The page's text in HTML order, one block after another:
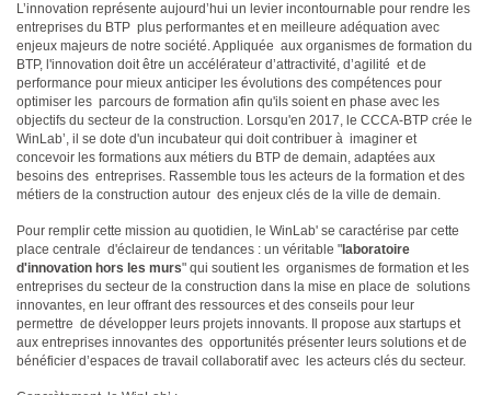
L’innovation représente aujourd’hui un levier incontournable pour rendre les
entreprises du BTP plus performantes et en meilleure adéquation avec
enjeux majeurs de notre société. Appliquée aux organismes de formation du
BTP, l'innovation doit être un accélérateur d’attractivité, d’agilité et de
performance pour mieux anticiper les évolutions des compétences pour
optimiser les parcours de formation afin qu'ils soient en phase avec les
objectifs du secteur de la construction. Lorsqu'en 2017, le CCCA-BTP crée le
WinLab’, il se dote d'un incubateur qui doit contribuer à imaginer et
concevoir les formations aux métiers du BTP de demain, adaptées aux
besoins des entreprises. Rassemble tous les acteurs de la formation et des
métiers de la construction autour des enjeux clés de la ville de demain.
Pour remplir cette mission au quotidien, le WinLab' se caractérise par cette
place centrale d'éclaireur de tendances : un véritable "laboratoire
d'innovation hors les murs" qui soutient les organismes de formation et les
entreprises du secteur de la construction dans la mise en place de solutions
innovantes, en leur offrant des ressources et des conseils pour leur
permettre de développer leurs projets innovants. Il propose aux startups et
aux entreprises innovantes des opportunités présenter leurs solutions et de
bénéficier d’espaces de travail collaboratif avec les acteurs clés du secteur.